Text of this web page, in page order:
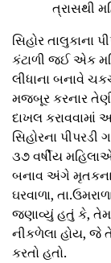
ત્રાસથી
સિહોર તાલુકાના
કંટાળી જઈ એક
લીધાના બનાવે
મજબૂર કરનાર
દાખલ કરાવવામાં
સિહોરના
૩૭ વર્ષીય
બનાવ અંગે મૃતકના
ઘરવાળા,
જણાવ્યું હતું કે,
નીકળેલા હોય, જે
કરતો હતો.